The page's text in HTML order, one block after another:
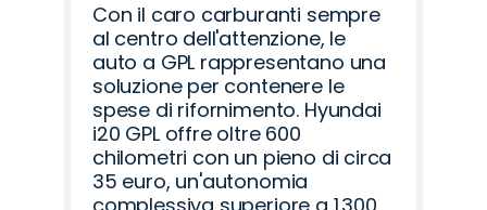
Con il caro carburanti sempre
al centro dell'attenzione, le
auto a GPL rappresentano una
soluzione per contenere le
spese di rifornimento. Hyundai
i20 GPL offre oltre 600
chilometri con un pieno di circa
35 euro, un'autonomia